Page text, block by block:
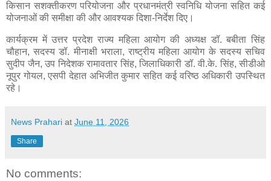
किसान सशक्तीकरण परियोजना और प्रधानमंत्री स्वनिधि योजना सहित कई
योजनाओं की समीक्षा की और आवश्यक दिशा-निर्देश दिए।
कार्यक्रम में उत्तर प्रदेश राज्य महिला आयोग की अध्यक्ष डॉ. बबीता सिंह
चौहान, सदस्य डॉ. मीनाक्षी भराला, राष्ट्रीय महिला आयोग के सदस्य सचिव
सुदीप जैन, उप निदेशक रामावतार सिंह, जिलाधिकारी डॉ. वी.के. सिंह, सीडीओ
नूपुर गोयल, एसपी देहात अभिजीत कुमार सहित कई वरिष्ठ अधिकारी उपस्थित
रहे।
News Prahari at June 11, 2026
Share
No comments: